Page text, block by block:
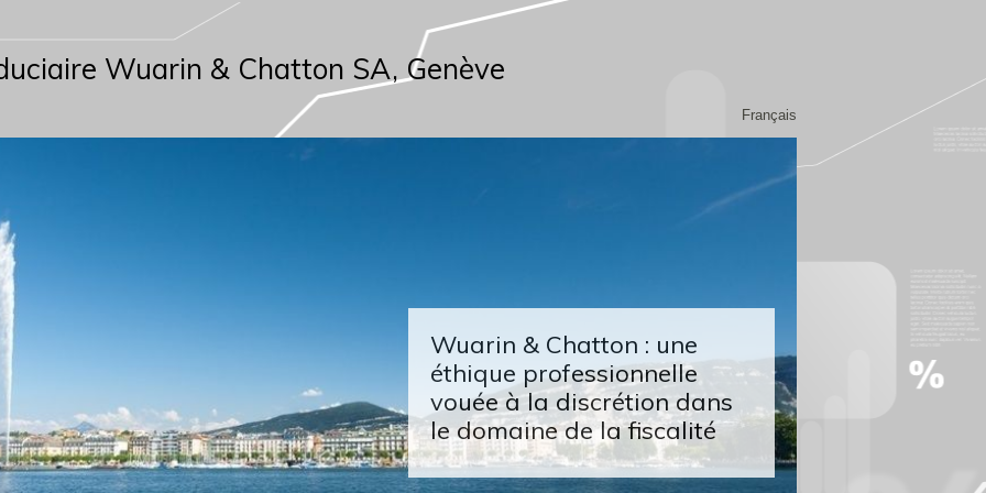
Français
Wuarin & Chatton SA, Genève
Wuarin & Chatton : une
éthique professionnelle
vouée à la discrétion dans
le domaine de la fiscalité